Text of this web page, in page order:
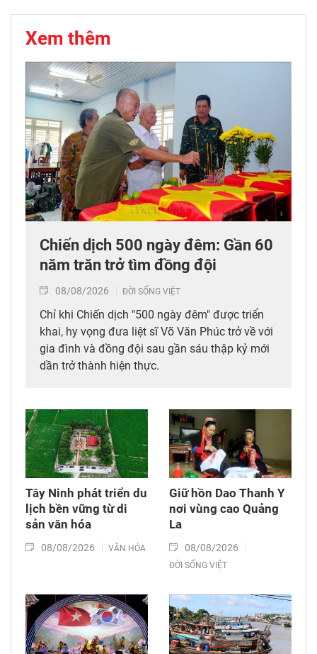
Xem thêm
Chiến dịch 500 ngày đêm: Gần 60
năm trăn trở tìm đồng đội
08/08/2026 ĐỜI SỐNG VIỆT
Chỉ khi Chiến dịch "500 ngày đêm" được triển
khai, hy vọng đưa liệt sĩ Võ Văn Phúc trở về với
gia đình và đồng đội sau gần sáu thập kỷ mới
dần trở thành hiện thực.
Tây Ninh phát triển du
lịch bền vững từ di
sản văn hóa
08/08/2026 VĂN HÓA
Giữ hồn Dao Thanh Y
nơi vùng cao Quảng
La
08/08/2026
ĐỜI SỐNG VIỆT